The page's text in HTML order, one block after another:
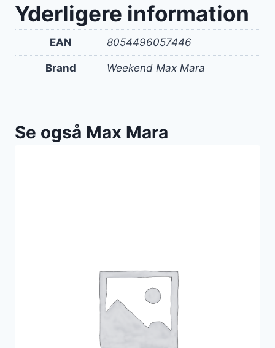
Yderligere information
EAN 8054496057446
Brand Weekend Max Mara
Se også Max Mara